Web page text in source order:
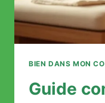
BIEN DANS MON
Guide